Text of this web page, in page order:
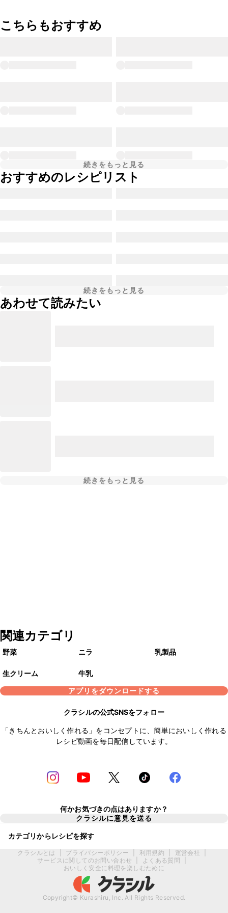
こちらもおすすめ
続きをもっと見る
おすすめのレシピリスト
続きをもっと見る
あわせて読みたい
続きをもっと見る
関連カテゴリ
野菜 ニラ 乳製品
生クリーム
牛乳
アプリをダウンロードする
クラシルの公式SNSをフォロー
「きちんとおいしく作れる」をコンセプトに、簡単においしく作れる
レシピ動画を毎日配信しています。
何かお気づきの点はありますか？
クラシルに意見を送る
カテゴリからレシピを探す
クラシルとは プライバシーポリシー 利用規約 運営会社
サービスに関してのお問い合わせ
よくある質問
おいしく安全に料理を楽しむために
Copyright© Kurashiru, Inc. All Rights Reserved.